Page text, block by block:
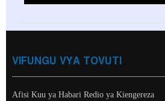
VIFUNGU VYA TOVUTI
Afisi Kuu ya Habari Redio ya Kiengereza